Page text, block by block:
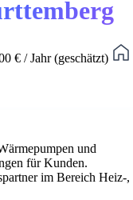
€ / Jahr (geschätzt)
und
für Kunden.
im Bereich Heiz-,